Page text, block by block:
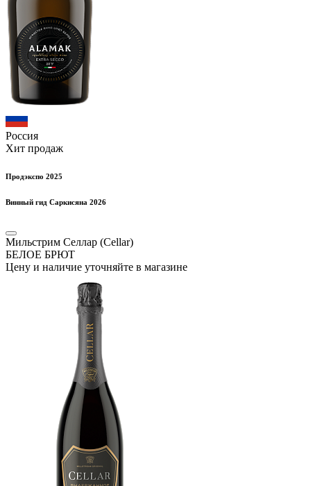
Россия
Хит продаж
Продэкспо 2025
Винный гид Саркисяна 2026
Мильстрим Селлар (Cellar)
БЕЛОЕ БРЮТ
Цену и наличие уточняйте в магазине